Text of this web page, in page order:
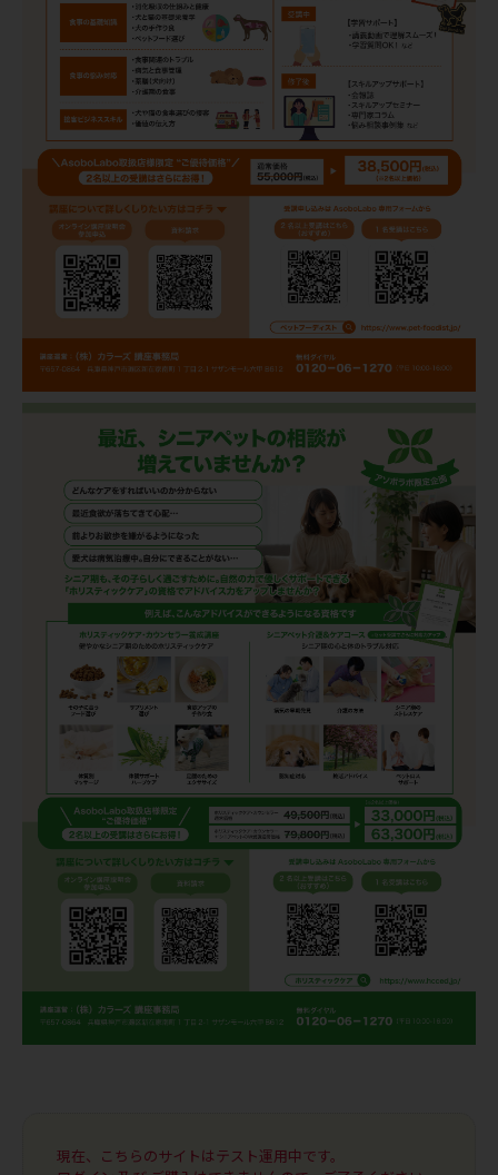
現在、こちらのサイトはテスト運用中です。